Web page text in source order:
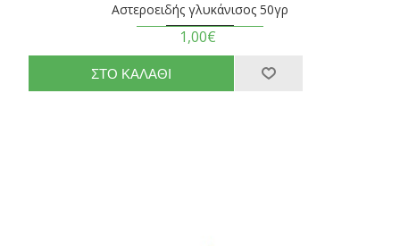
Αστεροειδής γλυκάνισος 50γρ
1,00€